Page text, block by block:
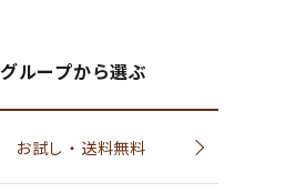
グループから選ぶ
お試し・送料無料